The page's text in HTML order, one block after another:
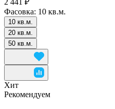
Фасовка: 10 кв.м.
10 кв.м.
20 кв.м.
50 кв.м.
Хит
Рекомендуем